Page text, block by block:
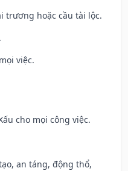
trương hoặc cầu tài lộc.
việc.
cho mọi công việc.
an táng, động thổ,